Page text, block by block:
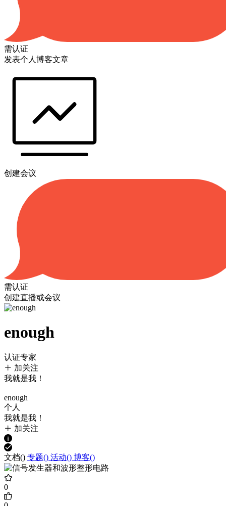
需认证
发表个人博客文章
创建会议
需认证
创建直播或会议
enough
认证专家
加关注
我就是我！
enough
个人
我就是我！
加关注
文档() 专题() 活动() 博客()
0